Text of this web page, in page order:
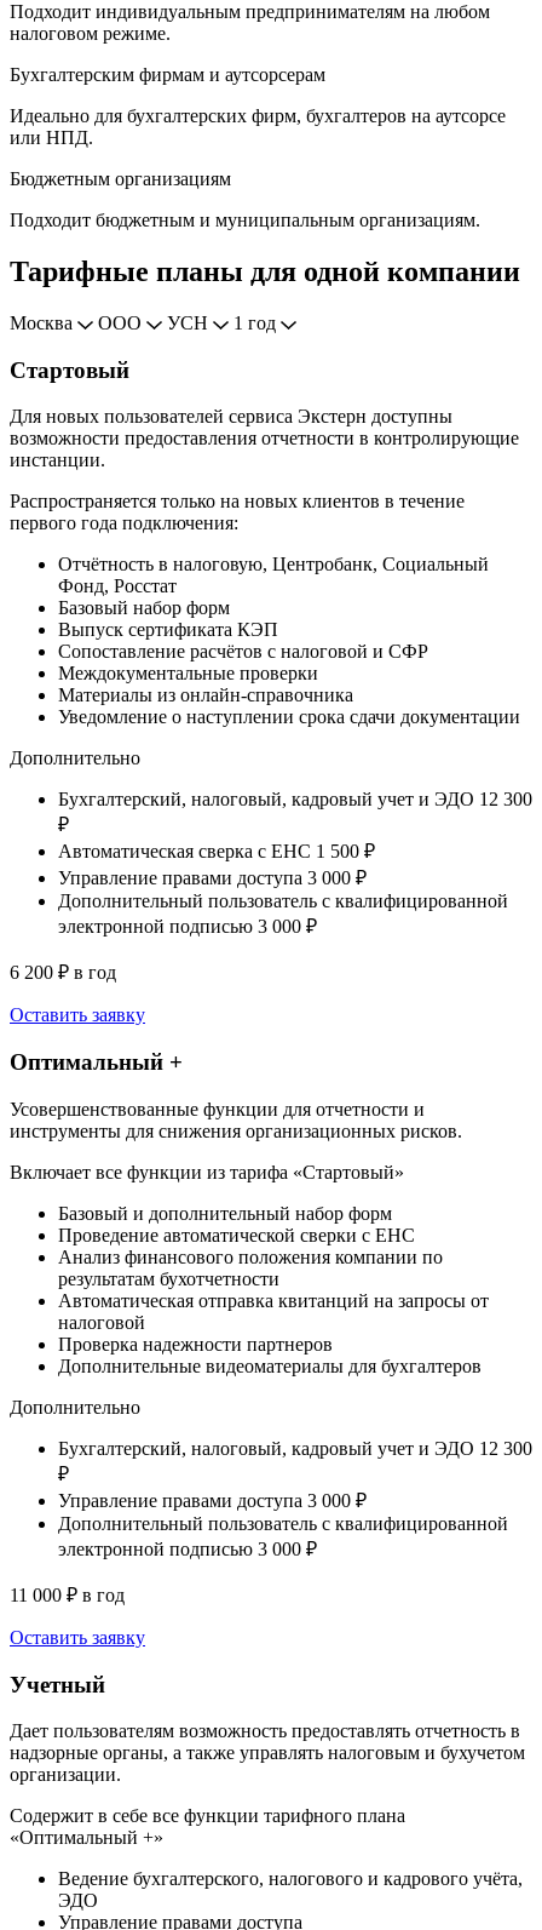
Подходит индивидуальным предпринимателям на любом
налоговом режиме.
Бухгалтерским фирмам и аутсорсерам
Идеально для бухгалтерских фирм, бухгалтеров на аутсорсе
или НПД.
Бюджетным организациям
Подходит бюджетным и муниципальным организациям.
Тарифные планы для одной компании
Москва ООО УСН 1 год
Стартовый
Для новых пользователей сервиса Экстерн доступны
возможности предоставления отчетности в контролирующие
инстанции.
Распространяется только на новых клиентов в течение
первого года подключения:
Отчётность в налоговую, Центробанк, Социальный
Фонд, Росстат
Базовый набор форм
Выпуск сертификата КЭП
Сопоставление расчётов с налоговой и СФР
Междокументальные проверки
Материалы из онлайн-справочника
Уведомление о наступлении срока сдачи документации
Дополнительно
Бухгалтерский, налоговый, кадровый учет и ЭДО 12 300
₽
Автоматическая сверка с ЕНС 1 500 ₽
Управление правами доступа 3 000 ₽
Дополнительный пользователь с квалифицированной
электронной подписью 3 000 ₽
6 200 ₽ в год
Оставить заявку
Оптимальный +
Усовершенствованные функции для отчетности и
инструменты для снижения организационных рисков.
Включает все функции из тарифа «Стартовый»
Базовый и дополнительный набор форм
Проведение автоматической сверки с ЕНС
Анализ финансового положения компании по
результатам бухотчетности
Автоматическая отправка квитанций на запросы от
налоговой
Проверка надежности партнеров
Дополнительные видеоматериалы для бухгалтеров
Дополнительно
Бухгалтерский, налоговый, кадровый учет и ЭДО 12 300
₽
Управление правами доступа 3 000 ₽
Дополнительный пользователь с квалифицированной
электронной подписью 3 000 ₽
11 000 ₽ в год
Оставить заявку
Учетный
Дает пользователям возможность предоставлять отчетность в
надзорные органы, а также управлять налоговым и бухучетом
организации.
Содержит в себе все функции тарифного плана
«Оптимальный +»
Ведение бухгалтерского, налогового и кадрового учёта,
ЭДО
Управление правами доступа